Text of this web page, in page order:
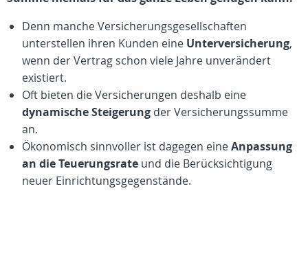
Denn manche Versicherungsgesellschaften
unterstellen ihren Kunden eine Unterversicherung,
wenn der Vertrag schon viele Jahre unverändert
existiert.
Oft bieten die Versicherungen deshalb eine
dynamische Steigerung der Versicherungssumme
an.
Ökonomisch sinnvoller ist dagegen eineAnpassung
an die Teuerungsrate und die Berücksichtigung
neuer Einrichtungsgegenstände.